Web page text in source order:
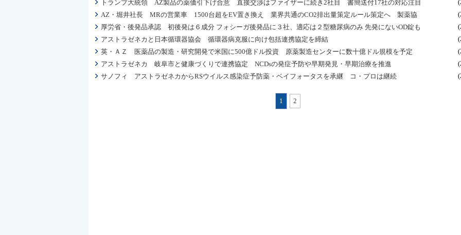
トランプ大統領 AZ製品の薬価引下げ合意 直接交渉はファイザーに続き2社目 書簡送付17社の対応注目
AZ・堀井社長 MRの営業車 1500台超をEV置き換え 業界共通のCO2排出量策定ルール策定へ 製薬協
厚労省・後発品承認 初後発は６成分 フォシーガ後発品に３社、適応は２型糖尿病のみ 先発にないOD錠も
アストラゼネカと日本循環器協会 循環器病克服に向け包括連携協定を締結
英・ＡＺ 医薬品の製造・研究開発で米国に500億ドル投資 原薬製造センターに数十億ドル規模を予定
アストラゼネカ 岐阜市と健康づくりで連携協定 NCDsの発症予防や早期発見・早期治療を推進
サノフィ アストラゼネカからRSウイルス感染症予防薬・ベイフォータスを承継 コ・プロは継続
1 2